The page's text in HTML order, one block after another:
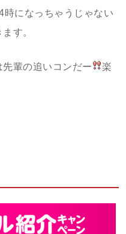
時になっちゃうじゃない
す。
輩の追いコンだー
楽